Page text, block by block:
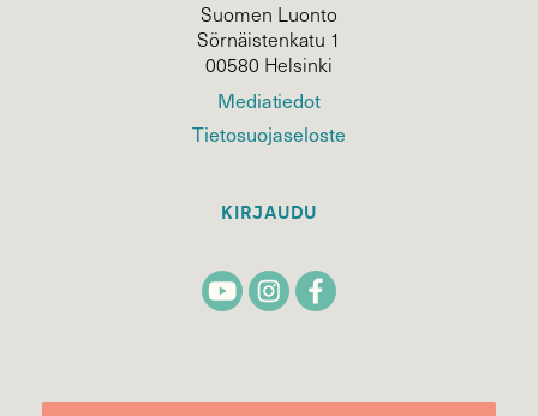
Suomen Luonto
Sörnäistenkatu 1
00580 Helsinki
Mediatiedot
Tietosuojaseloste
KIRJAUDU